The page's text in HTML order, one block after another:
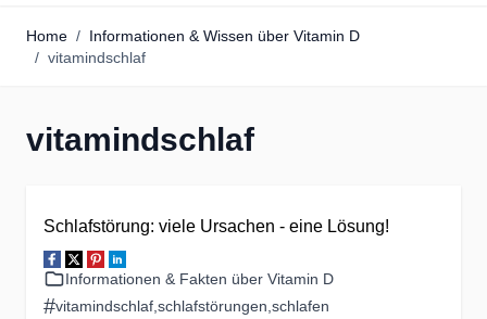
Home / Informationen & Wissen über Vitamin D
/ vitamindschlaf
vitamindschlaf
Schlafstörung: viele Ursachen - eine Lösung!
Informationen & Fakten über Vitamin D
#vitamindschlaf schlafstörungen schlafen